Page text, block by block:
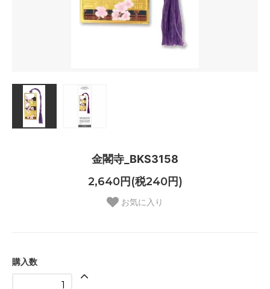
金閣寺_BKS3158
2,640円(税240円)
お気に入り
購入数